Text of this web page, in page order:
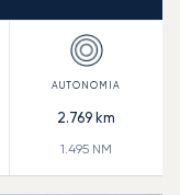
2.769 km
1.495 NM